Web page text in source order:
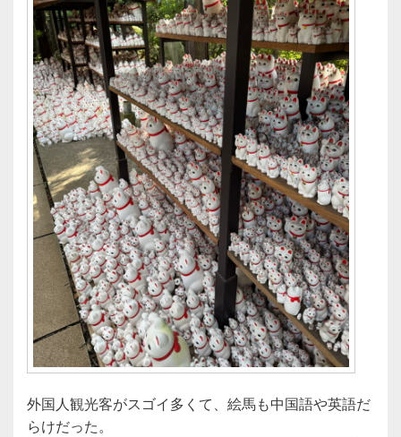
外国人観光客がスゴイ多くて、絵馬も中国語や英語だ
らけだった。